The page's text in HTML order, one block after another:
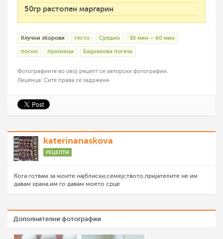
50гр растопен маргарин
Клучни зборови тесто Средно 30 мин – 60 мин
посно празници Бадникова погача
Фотографиите во овој рецепт се авторски фотографии.
Лиценца: Сите права се задржани
katerinanaskova
РЕЦЕПТИ
Кога готвам за моите најблиски,семејството,пријателите не им
давам храна,им го давам моето срце
Дополнителни фотографии